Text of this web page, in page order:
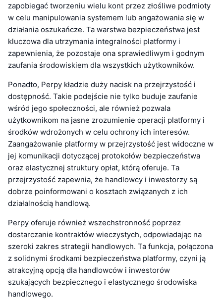
zapobiegać tworzeniu wielu kont przez złośliwe podmioty
w celu manipulowania systemem lub angażowania się w
działania oszukańcze. Ta warstwa bezpieczeństwa jest
kluczowa dla utrzymania integralności platformy i
zapewnienia, że pozostaje ona sprawiedliwym i godnym
zaufania środowiskiem dla wszystkich użytkowników.
Ponadto, Perpy kładzie duży nacisk na przejrzystość i
dostępność. Takie podejście nie tylko buduje zaufanie
wśród jego społeczności, ale również pozwala
użytkownikom na jasne zrozumienie operacji platformy i
środków wdrożonych w celu ochrony ich interesów.
Zaangażowanie platformy w przejrzystość jest widoczne w
jej komunikacji dotyczącej protokołów bezpieczeństwa
oraz elastycznej struktury opłat, którą oferuje. Ta
przejrzystość zapewnia, że handlowcy i inwestorzy są
dobrze poinformowani o kosztach związanych z ich
działalnością handlową.
Perpy oferuje również wszechstronność poprzez
dostarczanie kontraktów wieczystych, odpowiadając na
szeroki zakres strategii handlowych. Ta funkcja, połączona
z solidnymi środkami bezpieczeństwa platformy, czyni ją
atrakcyjną opcją dla handlowców i inwestorów
szukających bezpiecznego i elastycznego środowiska
handlowego.